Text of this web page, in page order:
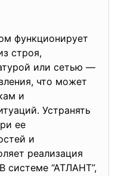
функционирует
строя,
или сетью —
что может
и
Устранять
ее
и
реализация
системе “АТЛАНТ”,